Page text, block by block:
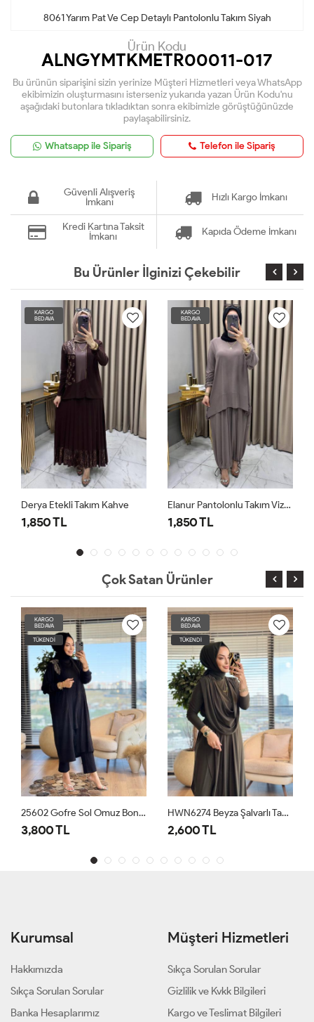
8061 Yarım Pat Ve Cep Detaylı Pantolonlu Takım Siyah
Ürün Kodu
ALNGYMTKMETR00011-017
Bu ürünün siparişini sizin yerinize Müşteri Hizmetleri veya WhatsApp
ekibimizin oluşturmasını isterseniz yukarıda yazan Ürün Kodu'nu
aşağıdaki butonlara tıkladıktan sonra ekibimizle görüştüğünüzde
paylaşabilirsiniz.
Whatsapp ile Sipariş Telefon ile Sipariş
Güvenli Alışveriş
İmkanı
Hızlı Kargo İmkanı
Kredi Kartına Taksit
İmkanı
Kapıda Ödeme İmkanı
Bu Ürünler İlginizi Çekebilir
KARGO
BEDAVA
1,850 TL
KARGO
BEDAVA
Elanur Pantolonlu Takım Kahve
1,850 TL
Çok Satan Ürünler
KARGO
BEDAVA
TÜKENDİ
HWN6274 Beyza Şalvarlı Takım Haki
2,600 TL
KARGO
BEDAVA
TÜKENDİ
3001 Damla Takım Zümrüt
1,700 TL
Kurumsal
Hakkımızda
Sıkça Sorulan Sorular
Banka Hesaplarımız
Müşteri Hizmetleri
Sıkça Sorulan Sorular
Gizlilik ve Kvkk Bilgileri
Kargo ve Teslimat Bilgileri